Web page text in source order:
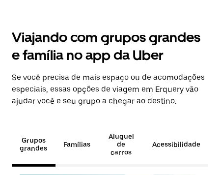
Viajando com grupos grandes
e família no app da Uber
Se você precisa de mais espaço ou de acomodações
especiais, essas opções de viagem em Erquery vão
ajudar você e seu grupo a chegar ao destino.
Grupos
grandes
Famílias
Aluguel
de
carros
Acessibilidade